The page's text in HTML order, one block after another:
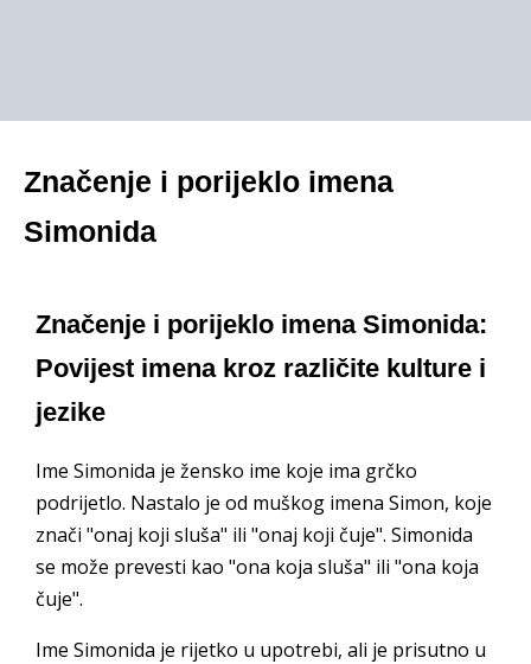
Značenje i porijeklo imena
Simonida
Značenje i porijeklo imena Simonida:
Povijest imena kroz različite kulture i
jezike
Ime Simonida je žensko ime koje ima grčko
podrijetlo. Nastalo je od muškog imena Simon, koje
znači "onaj koji sluša" ili "onaj koji čuje". Simonida
se može prevesti kao "ona koja sluša" ili "ona koja
čuje".
Ime Simonida je rijetko u upotrebi, ali je prisutno u